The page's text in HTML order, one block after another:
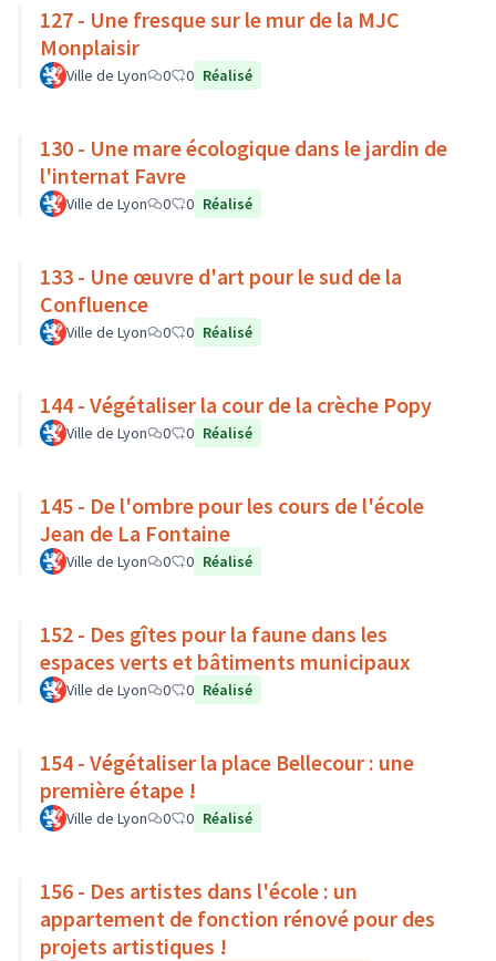
127 - Une fresque sur le mur de la MJC
Monplaisir
Ville de Lyon 0 0 Réalisé
130 - Une mare écologique dans le jardin de
l'internat Favre
Ville de Lyon 0 0 Réalisé
133 - Une œuvre d'art pour le sud de la
Confluence
Ville de Lyon 0 0 Réalisé
144 - Végétaliser la cour de la crèche Popy
Ville de Lyon 0 0 Réalisé
145 - De l'ombre pour les cours de l'école
Jean de La Fontaine
Ville de Lyon 0 0 Réalisé
152 - Des gîtes pour la faune dans les
espaces verts et bâtiments municipaux
Ville de Lyon 0 0 Réalisé
154 - Végétaliser la place Bellecour : une
première étape !
Ville de Lyon 0 0 Réalisé
156 - Des artistes dans l'école : un
appartement de fonction rénové pour des
projets artistiques !